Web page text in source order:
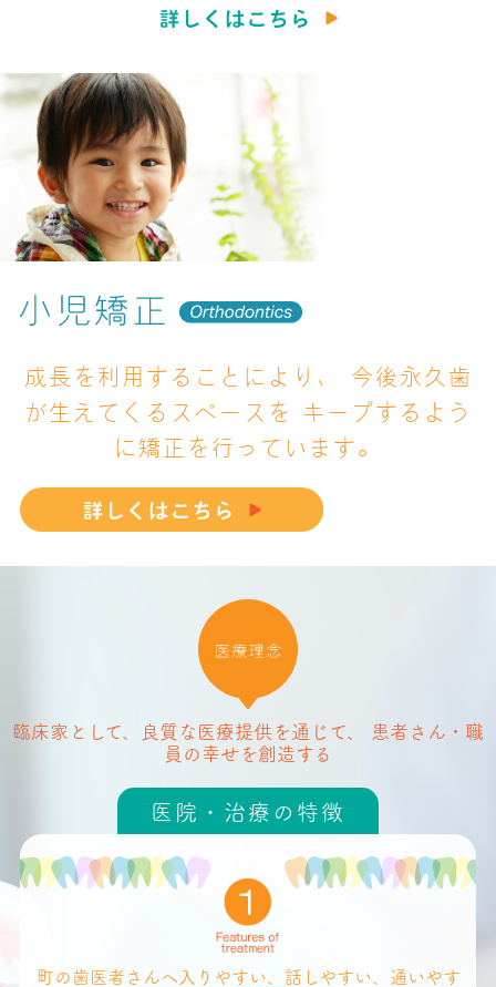
成長を利用することにより、
今後永久歯
が生えてくるスペースを
キープするよう
に矯正を行っています。
臨床家として、良質な医療提供を通じて、
患者さん・職
員の幸せを創造する
医院・治療の特徴
町の歯医者さんへ入りやすい、話しやすい、通いやす